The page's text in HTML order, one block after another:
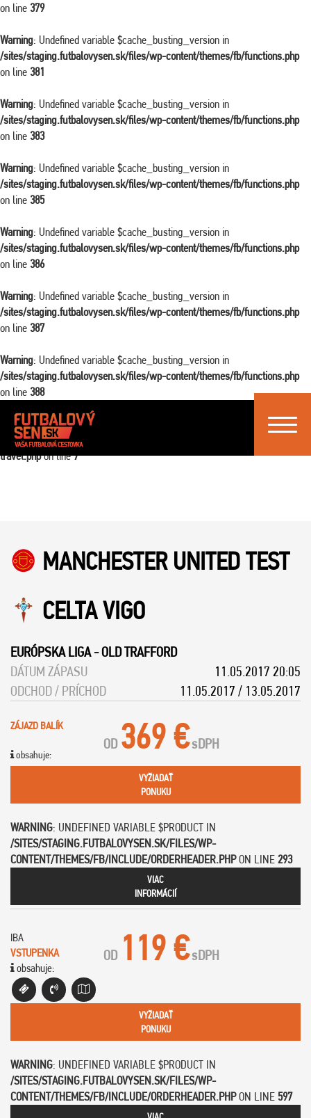
on line 379
Warning: Undefined variable $cache_busting_version in
/sites/staging.futbalovysen.sk/files/wp-content/themes/fb/functions.php
on line 381
Warning: Undefined variable $cache_busting_version in
/sites/staging.futbalovysen.sk/files/wp-content/themes/fb/functions.php
on line 383
Warning: Undefined variable $cache_busting_version in
/sites/staging.futbalovysen.sk/files/wp-content/themes/fb/functions.php
on line 385
Warning: Undefined variable $cache_busting_version in
/sites/staging.futbalovysen.sk/files/wp-content/themes/fb/functions.php
on line 386
Warning: Undefined variable $cache_busting_version in
/sites/staging.futbalovysen.sk/files/wp-content/themes/fb/functions.php
on line 387
Warning: Undefined variable $cache_busting_version in
/sites/staging.futbalovysen.sk/files/wp-content/themes/fb/functions.php
on line 388
Toggle
Warning: Attempt to read property "ID" on false in
/sites/staging.futbalovysen.sk/files/wp-content/themes/fb/single-
travel.phpon line7
MANCHESTER UNITED TEST
CELTA VIGO
EURÓPSKA LIGA-OLD TRAFFORD
DÁTUM ZÁPASU
11.05.2017 20:05
ODCHOD / PRÍCHOD
11.05.2017 / 13.05.2017
ZÁJAZD BALÍK
obsahuje:
OD 369 €sDPH
VYŽIADAŤ
PONUKU
WARNING: UNDEFINED VARIABLE $PRODUCT IN
/SITES/STAGING.FUTBALOVYSEN.SK/FILES/WP-
CONTENT/THEMES/FB/INCLUDE/ORDERHEADER.PHPON LINE 293
VIAC
INFORMÁCIÍ
IBA
VSTUPENKA
obsahuje:
OD 119 €sDPH
VYŽIADAŤ
PONUKU
WARNING: UNDEFINED VARIABLE $PRODUCT IN
/SITES/STAGING.FUTBALOVYSEN.SK/FILES/WP-
CONTENT/THEMES/FB/INCLUDE/ORDERHEADER.PHPON LINE 597